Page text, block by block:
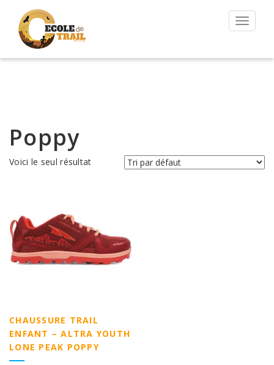
Poppy
Voici le seul résultat
CHAUSSURE TRAIL
ENFANT – ALTRA YOUTH
LONE PEAK POPPY